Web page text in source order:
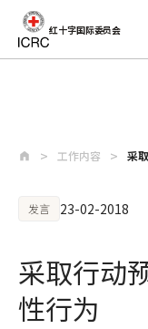
红十字国际委员会
工作内容 采
发言 23-02-2018
采取行动
性行为